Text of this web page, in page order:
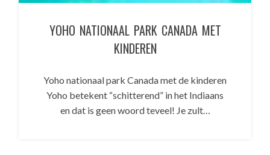
YOHO NATIONAAL PARK CANADA MET
KINDEREN
Yoho nationaal park Canada met de kinderen
Yoho betekent “schitterend” in het Indiaans
en dat is geen woord teveel! Je zult…